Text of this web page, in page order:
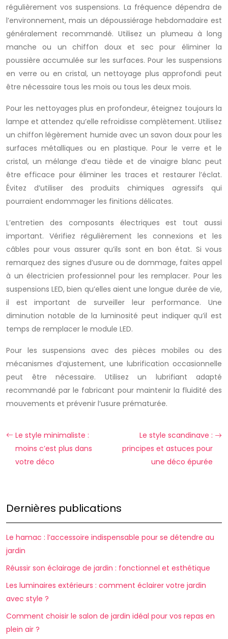
régulièrement vos suspensions. La fréquence dépendra de
l’environnement, mais un dépoussiérage hebdomadaire est
généralement recommandé. Utilisez un plumeau à long
manche ou un chiffon doux et sec pour éliminer la
poussière accumulée sur les surfaces. Pour les suspensions
en verre ou en cristal, un nettoyage plus approfondi peut
être nécessaire tous les mois ou tous les deux mois.
Pour les nettoyages plus en profondeur, éteignez toujours la
lampe et attendez qu’elle refroidisse complètement. Utilisez
un chiffon légèrement humide avec un savon doux pour les
surfaces métalliques ou en plastique. Pour le verre et le
cristal, un mélange d’eau tiède et de vinaigre blanc peut
être efficace pour éliminer les traces et restaurer l’éclat.
Évitez d’utiliser des produits chimiques agressifs qui
pourraient endommager les finitions délicates.
L’entretien des composants électriques est tout aussi
important. Vérifiez régulièrement les connexions et les
câbles pour vous assurer qu’ils sont en bon état. Si vous
remarquez des signes d’usure ou de dommage, faites appel
à un électricien professionnel pour les remplacer. Pour les
suspensions LED, bien qu’elles aient une longue durée de vie,
il est important de surveiller leur performance. Une
diminution notable de la luminosité peut indiquer qu’il est
temps de remplacer le module LED.
Pour les suspensions avec des pièces mobiles ou des
mécanismes d’ajustement, une lubrification occasionnelle
peut être nécessaire. Utilisez un lubrifiant adapté
recommandé par le fabricant pour maintenir la fluidité des
mouvements et prévenir l’usure prématurée.
Le style minimaliste :
moins c’est plus dans
votre déco
Le style scandinave :
principes et astuces pour
une déco épurée
Dernières publications
Le hamac : l’accessoire indispensable pour se détendre au
jardin
Réussir son éclairage de jardin : fonctionnel et esthétique
Les luminaires extérieurs : comment éclairer votre jardin
avec style ?
Comment choisir le salon de jardin idéal pour vos repas en
plein air ?